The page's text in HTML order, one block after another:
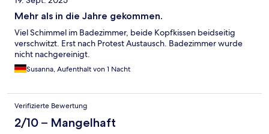
Mehr als in die Jahre gekommen.
Viel Schimmel im Badezimmer, beide Kopfkissen beidseitig
verschwitzt. Erst nach Protest Austausch. Badezimmer wurde
nicht nachgereinigt.
Susanna, Aufenthalt von 1 Nacht
Verifizierte Bewertung
2/10 – Mangelhaft